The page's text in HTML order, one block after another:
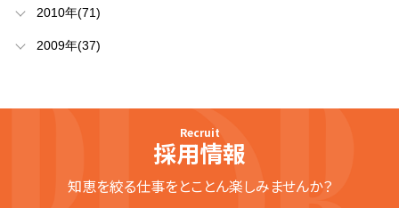
2010年(71)
2009年(37)
Recruit
採用情報
知恵を絞る仕事をとことん楽しみませんか？